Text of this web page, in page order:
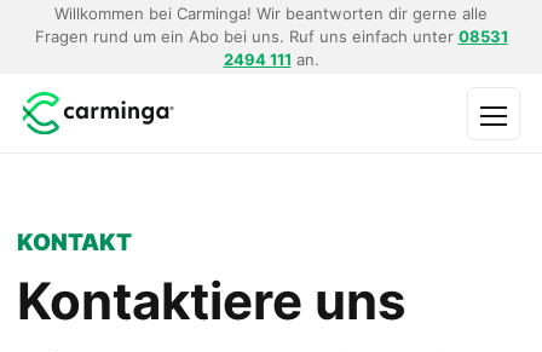
Willkommen bei Carminga! Wir beantworten dir gerne alle
Fragen rund um ein Abo bei uns. Ruf uns einfach unter 08531
2494 111 an.
KONTAKT
Kontaktiere uns